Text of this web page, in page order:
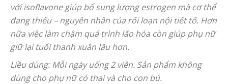
với isoflavone giúp bổ sung lượng estrogen mà cơ thể
đang thiếu – nguyên nhân của rối loạn nội tiết tố. Hơn
nữa việc làm chậm quá trình lão hóa còn giúp phụ nữ
giữ lại tuổi thanh xuân lâu hơn.
Liều dùng: Mỗi ngày uống 2 viên. Sản phẩm không
dùng cho phụ nữ có thai và cho con bú.